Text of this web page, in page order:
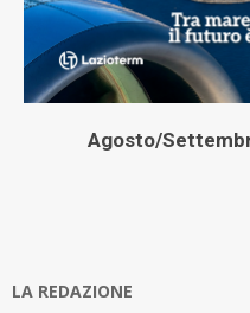
Agosto/
LA REDAZIONE